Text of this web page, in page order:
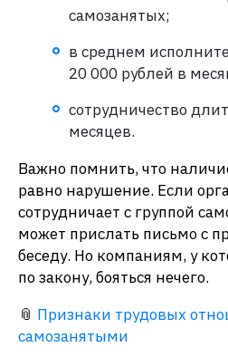
самозанятых;
в среднем
20 000 рублей в
сотрудничество
месяцев.
Важно помнить, что
равно нарушение. Если
сотрудничает с группой
может прислать письмо с
беседу. Но компаниям, у
по закону, бояться нечего.
📎 Признаки трудовых
самозанятыми